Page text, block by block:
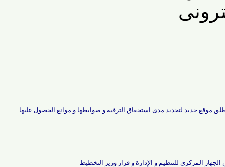
جديد لتحديد مدى استحقاق الترقية و ضوابطها و موانع الحصول عليها
للتنظيم و الإدارة و قرار وزير التخطيط